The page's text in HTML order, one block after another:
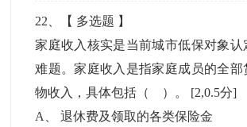
22 、【 多选题 】
家庭收入核实是当前城市低保对象认
难题。家庭收入是指家庭成员的全部
物收入，具体包括（ ）。 [2,0.5分]
A
、退休费及领取的各类保险金